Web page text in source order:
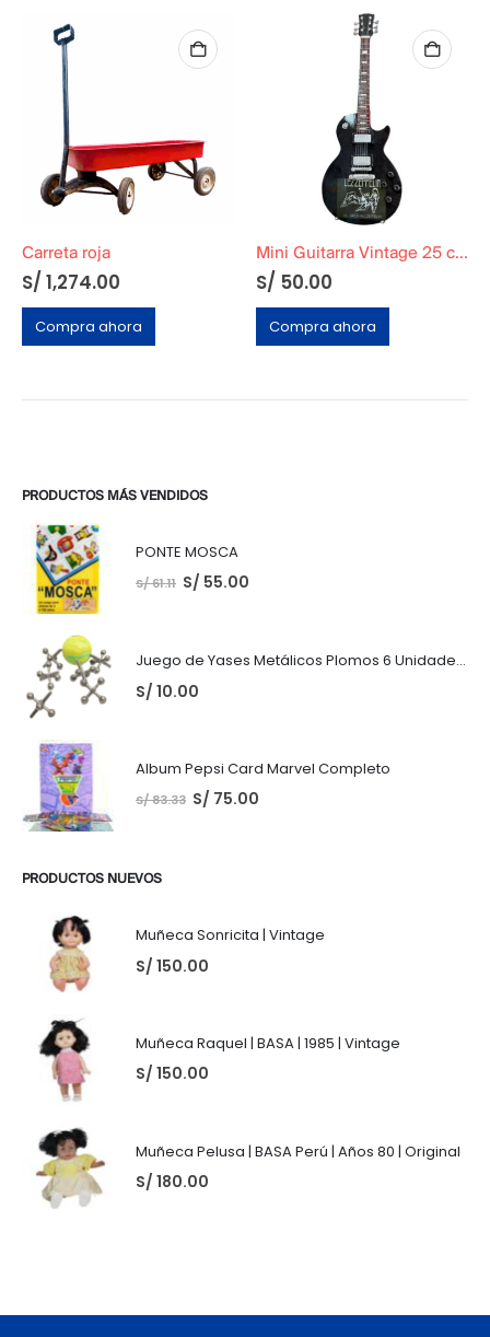
Carreta roja
S/ 1,274.00
Compra ahora
Mini Guitarra Vintage 25 cm – Ensamblada a Mano en MDF
S/ 50.00
Compra ahora
PRODUCTOS MÁS VENDIDOS
PONTE MOSCA
S/61.11 S/ 55.00
Juego de Yases Metálicos Plomos 6 Unidades + Pelota de Goma (En Bolsita Lista para Regalar)
S/ 10.00
Album Pepsi Card Marvel Completo
S/83.33 S/ 75.00
PRODUCTOS NUEVOS
Muñeca Sonricita | Vintage
S/ 150.00
Muñeca Raquel | BASA | 1985 | Vintage
S/ 150.00
Muñeca Pelusa | BASA Perú | Años 80 | Original
S/ 180.00